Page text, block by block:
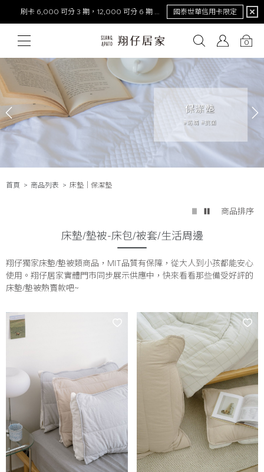
國泰世華信用卡限定
0
# 保潔墊 # 涼被 # 涼墊 # 素色 #
首頁 商品列表 床墊│保潔墊
商品排序
床墊/墊被-床包/被套/生活周邊
翔仔獨家床墊/墊被類商品，MIT品質有保障，從大人到小孩都能安心
使用。翔仔居家實體門市同步展示供應中，快來看看那些備受好評的
床墊/墊被熱賣款吧~